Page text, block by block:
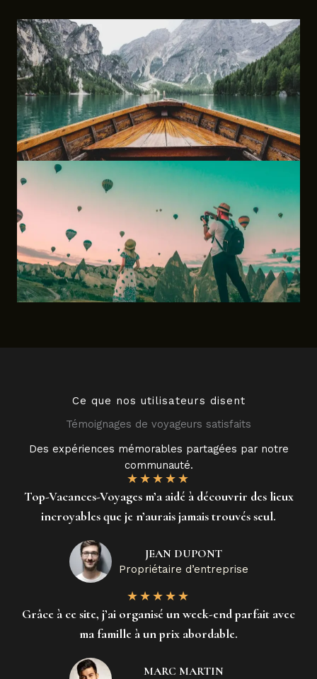
Ce que nos utilisateurs disent
Témoignages de voyageurs satisfaits
Des expériences mémorables partagées par notre
communauté.
★★★★★
Top-Vacances-Voyages m’a aidé à découvrir des lieux
incroyables que je n’aurais jamais trouvés seul.
JEAN DUPONT
Propriétaire d’entreprise
★★★★★
Grâce à ce site, j’ai organisé un week-end parfait avec
ma famille à un prix abordable.
MARC MARTIN